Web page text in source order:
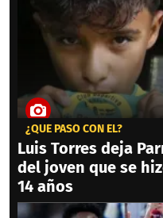
¿QUÉ PASÓ CON ÉL?
Luis Torres deja
del joven que se
14 años